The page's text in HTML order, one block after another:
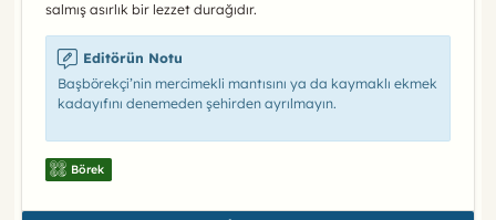
salmış asırlık bir lezzet durağıdır.
Editörün Notu
Başbörekçi’nin mercimekli mantısını ya da kaymaklı ekmek
kadayıfını denemeden şehirden ayrılmayın.
Börek